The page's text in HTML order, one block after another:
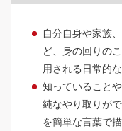
自分自身や家族
ど、身の回りの
用される日常的
知っていること
純なやり取りが
を簡単な言葉で